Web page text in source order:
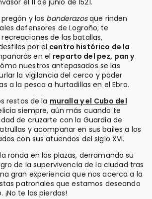
el 11 de junio de 1521.
y los banderazosque rinden
defensores de Logroño; te
de las batallas,
por el centro histórico de la
en el reparto del pez, pan y
nuestros antepasados se las
la vigilancia del cerco y poder
a la pesca a hurtadillas en el Ebro.
restos de la muralla y el Cubo del
siempre, aún más cuando te
de cruzarte con la Guardia de
y acompañar en sus bailes a los
con sus atuendos del siglo XVI.
ronda en las plazas, derramando su
de la supervivencia de la ciudad tras
gran experiencia que nos acerca a la
patronales que estamos deseando
te las pierdas!